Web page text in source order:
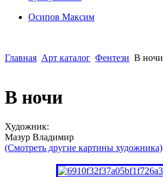
Осипoв Максим
Главная Арт каталог Фентези В ночи
В ночи
Художник:
Мазур Владимир
(Смотреть другие картины художника)